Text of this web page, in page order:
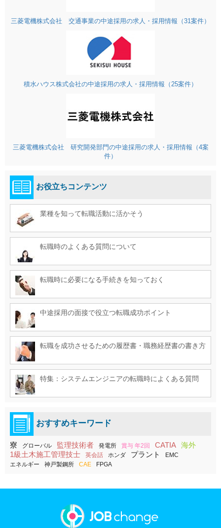
三菱電機株式会社 交通事業の中途採用の求人・採用情報（31案件）
積水ハウス株式会社の中途採用の求人・採用情報（25案件）
三菱電機株式会社 研究開発部門の中途採用の求人・採用情報（4案
件）
お役立ちコンテンツ
業種を知って転職活動に活かそう
転職時のよくある質問について
転職時に必要になる手続きを知っておく
中途採用の面接で役立つ転職成功ポイント
転職を成功させるための履歴書・職務経歴書の書き方
特集：システムエンジニアの転職時によくある質問
おすすめキーワード
寮 グローバル 監理技術者 発電所 賞与 年2回 CATIA 海外
1級土木施工管理技士
英会話 ホンダ プラント
EMC
エネルギー
神戸製鋼所 CAE FPGA